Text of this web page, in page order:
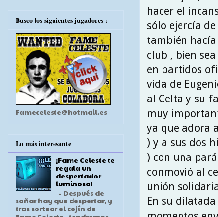
hacer el
sólo ejercía de
también
club , bien
en partidos
vida de
al Celta y su
muy
ya que adora
) y a sus dos
) con una
conmovió al
unión
En su
Busco los siguientes jugadores :
Fameceleste@hotmail.es
Lo más interesante
¡Fame Celeste te
regala un
despertador
luminoso!
- Después de
soñar hay que despertar, y
tras sortear el cojín de